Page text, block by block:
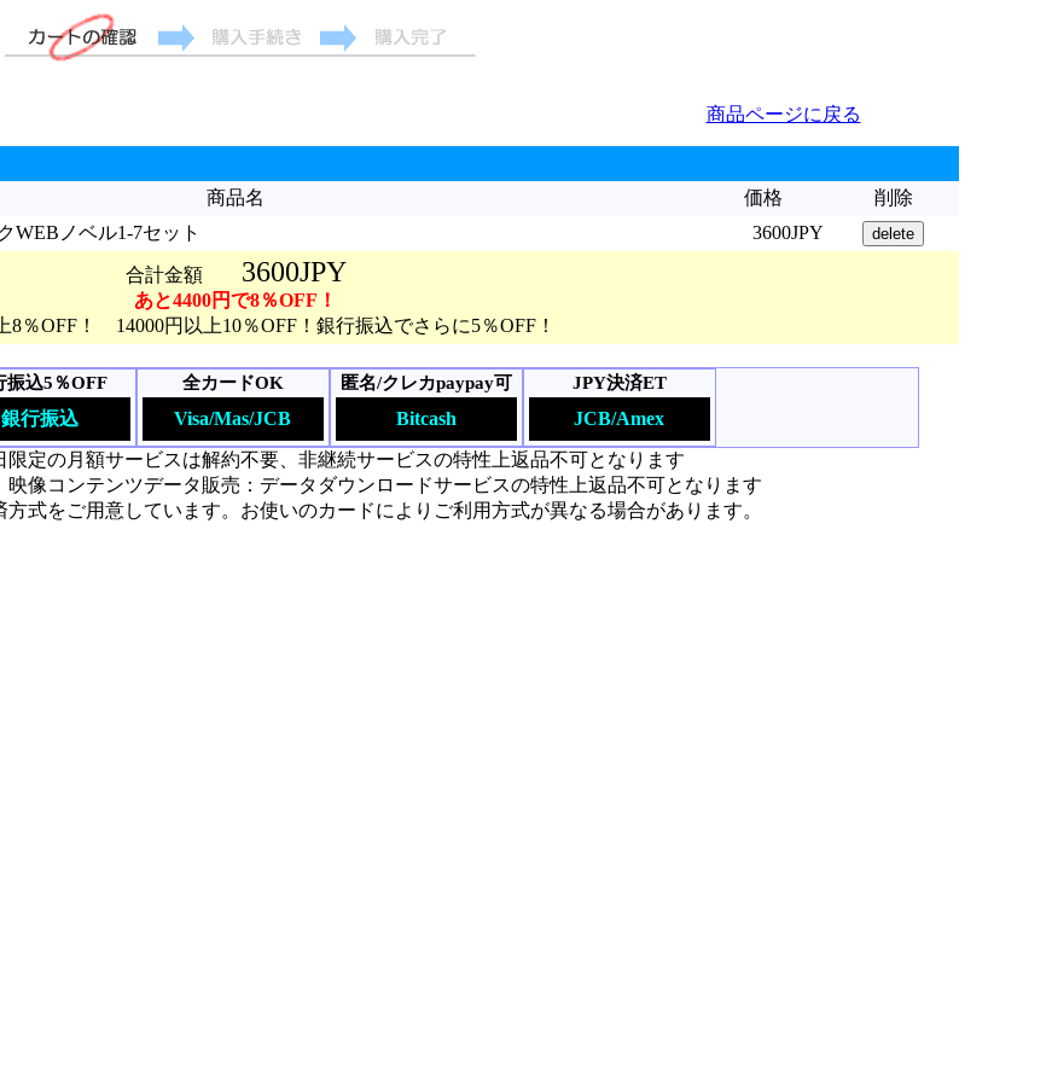
商品ページに戻る
商品名 価格
削除
WEBノベル1-7セット 3600JPY
合計金額 3600JPY
あと4400円で8％OFF！
8％OFF！ 14000円以上10％OFF！銀行振込でさらに5％OFF！
振込5％OFF
銀行振込
全カードOK
Visa/Mas/JCB
匿名/クレカpaypay可
Bitcash
JPY決済ET
JCB/Amex
限定の月額サービスは解約不要、非継続サービスの特性上返品不可となります
像コンテンツデータ販売：データダウンロードサービスの特性上返品不可となります
式をご用意しています。お使いのカードによりご利用方式が異なる場合があります。